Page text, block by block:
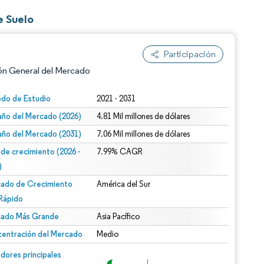
Suelo
Participación
General del Mercado
de Estudio 2021 - 2031
del Mercado (2026) 4.81 Mil millones de dólares
del Mercado (2031) 7.06 Mil millones de dólares
de crecimiento (2026 -
7.99% CAGR
de Crecimiento
América del Sur
Más Grande Asia Pacífico
del Mercado Medio
principales
© Mordor Intelligence. El uso requiere atribución según CC BY 4.0.
CC BY 4.0.